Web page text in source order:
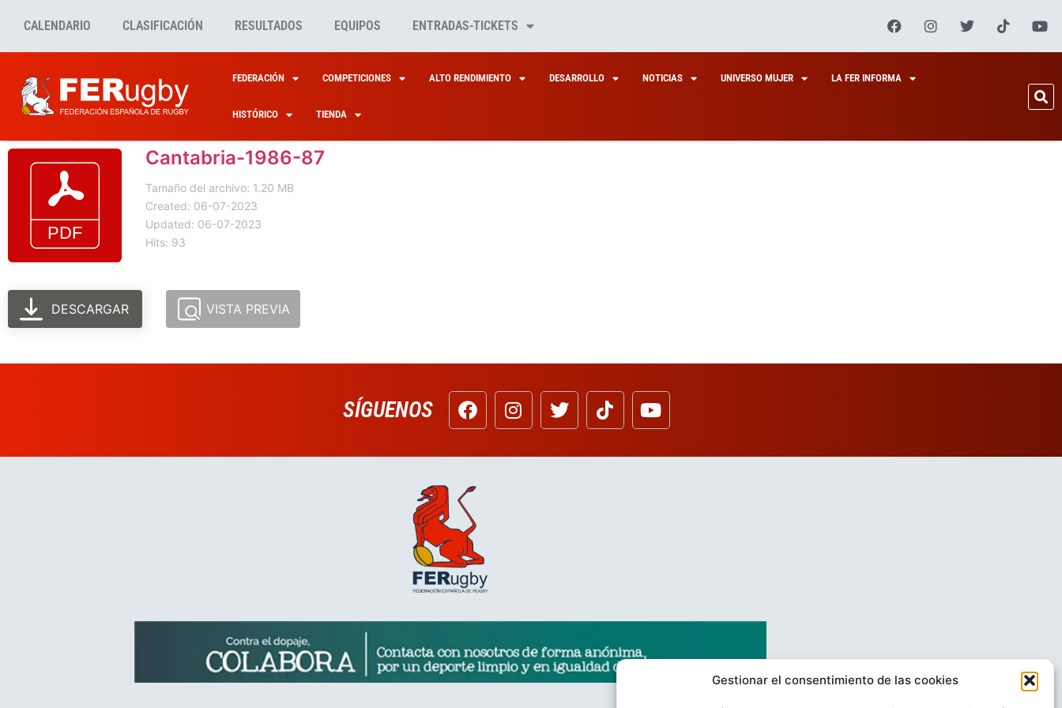
Gestionar el consentimiento de las cookies
CALENDARIO CLASIFICACIÓN RESULTADOS EQUIPOS ENTRADAS-TICKETS
FEDERACIÓN COMPETICIONES ALTO RENDIMIENTO DESARROLLO NOTICIAS UNIVERSO MUJER LA FER INFORMA
HISTÓRICO TIENDA
Cantabria-1986-87
Tamaño del archivo: 1.20 MB
Created: 06-07-2023
Updated: 06-07-2023
Hits: 93
DESCARGAR VISTA PREVIA
SÍGUENOS